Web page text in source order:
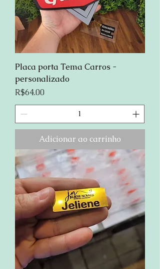
Placa porta Tema Carros -
personalizado
Preço
R$64.00
Adicionar ao carrinho